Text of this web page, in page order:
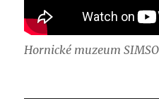
Hornické muzeum